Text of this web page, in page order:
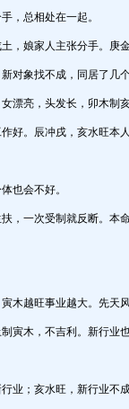
，总相处在一起。
，娘家人主张分手。庚
对象找不成，同居了几个
漂亮，头发长，卯木制亥
好。辰冲戌，亥水旺本
也会不好。
，一次受制就反断。本
木越旺事业越大。先天
寅木，不吉利。新行业也
业；亥水旺，新行业不成